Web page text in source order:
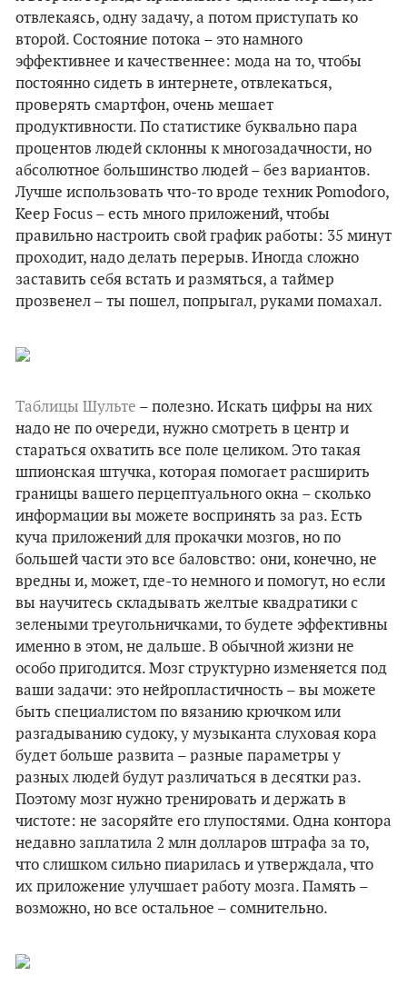
отвлекаясь, одну задачу, а потом приступать ко
второй. Состояние потока – это намного
эффективнее и качественнее: мода на то, чтобы
постоянно сидеть в интернете, отвлекаться,
проверять смартфон, очень мешает
продуктивности. По статистике буквально пара
процентов людей склонны к многозадачности, но
абсолютное большинство людей – без вариантов.
Лучше использовать что-то вроде техник Pomodoro,
Keep Focus – есть много приложений, чтобы
правильно настроить свой график работы: 35 минут
проходит, надо делать перерыв. Иногда сложно
заставить себя встать и размяться, а таймер
прозвенел – ты пошел, попрыгал, руками помахал.
Таблицы Шульте – полезно. Искать цифры на них
надо не по очереди, нужно смотреть в центр и
стараться охватить все поле целиком. Это такая
шпионская штучка, которая помогает расширить
границы вашего перцептуального окна – сколько
информации вы можете воспринять за раз. Есть
куча приложений для прокачки мозгов, но по
большей части это все баловство: они, конечно, не
вредны и, может, где-то немного и помогут, но если
вы научитесь складывать желтые квадратики с
зелеными треугольничками, то будете эффективны
именно в этом, не дальше. В обычной жизни не
особо пригодится. Мозг структурно изменяется под
ваши задачи: это нейропластичность – вы можете
быть специалистом по вязанию крючком или
разгадыванию судоку, у музыканта слуховая кора
будет больше развита – разные параметры у
разных людей будут различаться в десятки раз.
Поэтому мозг нужно тренировать и держать в
чистоте: не засоряйте его глупостями. Одна контора
недавно заплатила 2 млн долларов штрафа за то,
что слишком сильно пиарилась и утверждала, что
их приложение улучшает работу мозга. Память –
возможно, но все остальное – сомнительно.